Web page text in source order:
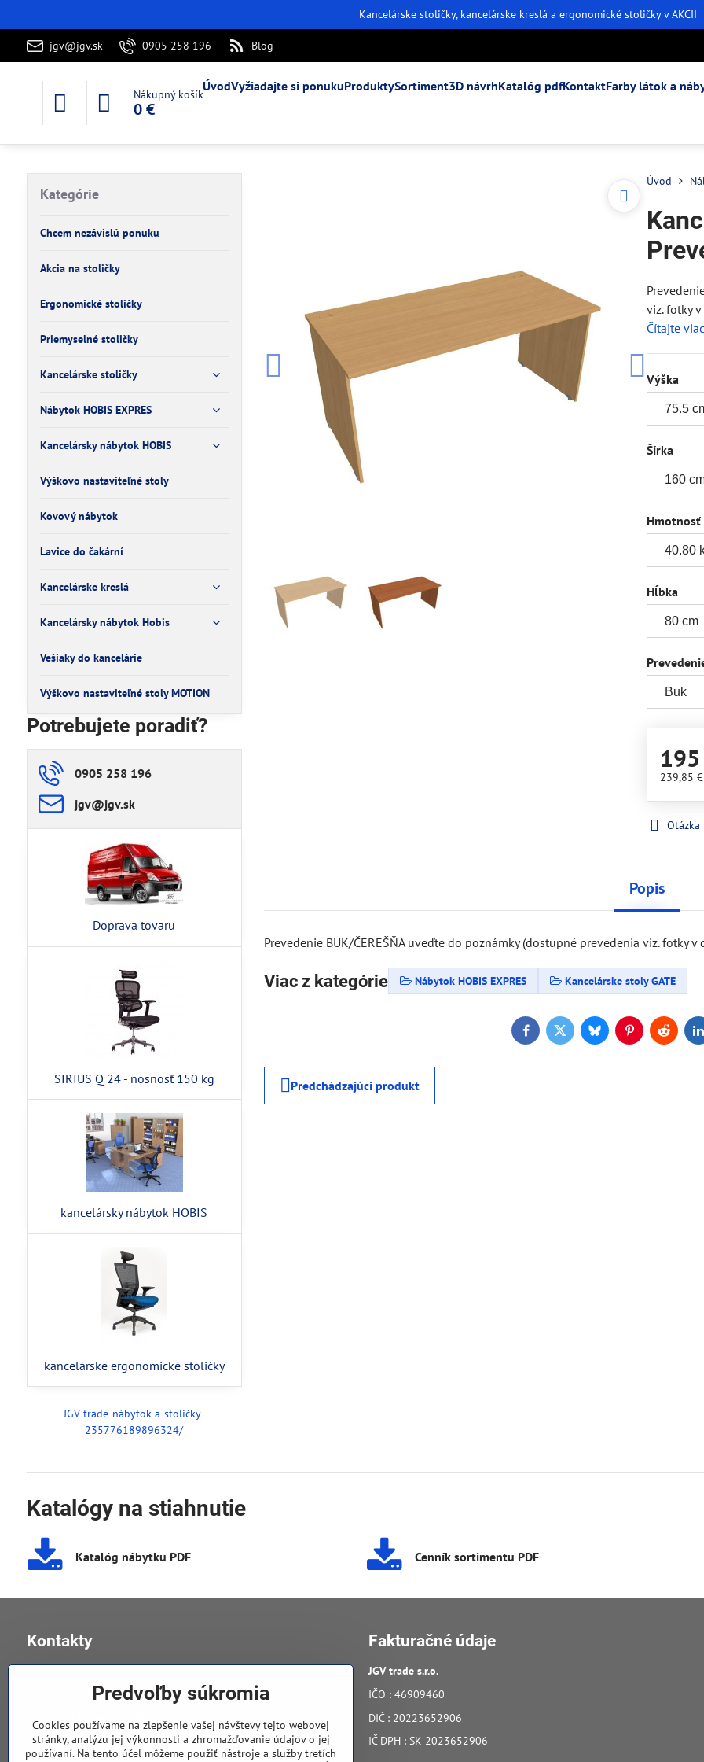
Kancelárske stoličky, kancelárske kreslá a ergonomické stoličky v AKCII
jgv@jgv.sk 0905 258 196 Blog
Nákupný košík
0 €
ÚvodVyžiadajte si ponukuProduktySortiment3D návrhKatalóg pdfKontaktFarby látok a
Úvod
viz. fotky
Čítajte
Výška
Šírka
Hmotnosť
Hĺbka
239,85
Popis
Prevedenie BUK/ČEREŠŇA uveďte do poznámky (dostupné prevedenia viz. fotky v
Viac z kategórie Nábytok HOBIS EXPRES Kancelárske stoly GATE
FacebookTwitterBlueskyPinterestReddit
Predchádzajúci produkt
Kategórie
Chcem nezávislú ponuku
Akcia na stoličky
Ergonomické stoličky
Priemyselné stoličky
Kancelárske stoličky
Nábytok HOBIS EXPRES
Kancelársky nábytok HOBIS
Výškovo nastaviteľné stoly
Kovový nábytok
Lavice do čakární
Kancelárske kreslá
Kancelársky nábytok Hobis
Vešiaky do kancelárie
Výškovo nastaviteľné stoly MOTION
Potrebujete poradiť?
0905 258 196
jgv​@jgv​.sk
Doprava tovaru
SIRIUS Q 24 - nosnosť 150 kg
kancelársky nábytok HOBIS
kancelárske ergonomické stoličky
JGV-trade-nábytok-a-stoličky-
235776189896324/
Katalógy na stiahnutie
Katalóg nábytku PDF Cenník sortimentu PDF
Kontakty
v Úvoze 11, 040 01 Košice
0905 258 196
Fakturačné údaje
JGV trade s​.r​.o​.
IČO : 46909460
DIČ : 20223652906
IČ DPH : SK 2023652906
Predvoľby súkromia
Cookies používame na zlepšenie vašej návštevy tejto webovej
stránky, analýzu jej výkonnosti a zhromažďovanie údajov o jej
používaní. Na tento účel môžeme použiť nástroje a služby tretích